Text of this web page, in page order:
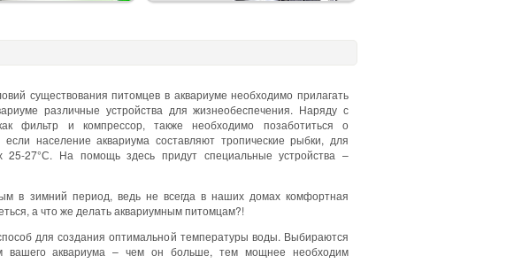
существования питомцев в аквариуме необходимо прилагать
различные устройства для жизнеобеспечения. Наряду с
фильтр и компрессор, также необходимо позаботиться о
население аквариума составляют тропические рыбки, для
27°С. На помощь здесь придут специальные устройства –
в зимний период, ведь не всегда в наших домах комфортная
а что же делать аквариумным питомцам?!
для создания оптимальной температуры воды. Выбираются
вашего аквариума – чем он больше, тем мощнее необходим